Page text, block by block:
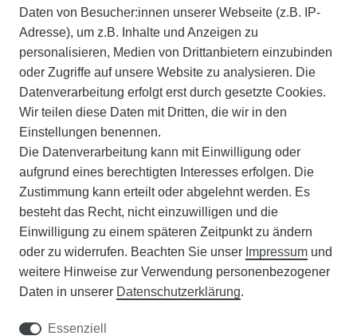
INFORMATIONEN
ZAHLUNGSARTEN
VERSAND
BATTERIEENTSORGUNG
VERANSTALTUNGEN
APOTHEKERSCHRANK
WISSENSWERTES
Daten von Besucher:innen unserer Webseite (z.B. IP-
Adresse), um z.B. Inhalte und Anzeigen zu
personalisieren, Medien von Drittanbietern einzubinden
oder Zugriffe auf unsere Website zu analysieren. Die
Datenverarbeitung erfolgt erst durch gesetzte Cookies.
Wir teilen diese Daten mit Dritten, die wir in den
Einstellungen benennen.
Die Datenverarbeitung kann mit Einwilligung oder
aufgrund eines berechtigten Interesses erfolgen. Die
Zustimmung kann erteilt oder abgelehnt werden. Es
besteht das Recht, nicht einzuwilligen und die
Einwilligung zu einem späteren Zeitpunkt zu ändern
oder zu widerrufen. Beachten Sie unser Impressum und
weitere Hinweise zur Verwendung personenbezogener
Daten in unserer Daten­schutz­erklärung.
Essenziell